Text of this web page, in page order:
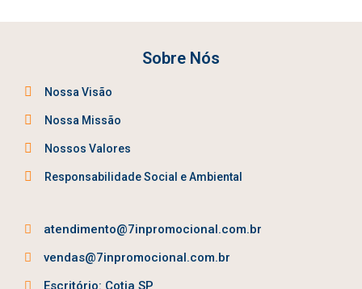
Sobre Nós
Nossa Visão
Nossa Missão
Nossos Valores
Responsabilidade Social e Ambiental
atendimento@7inpromocional.com.br
vendas@7inpromocional.com.br
Escritório: Cotia SP